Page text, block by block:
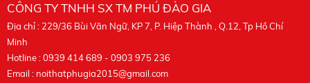
CÔNG TY TNHH SX TM PHÚ ĐÀO GIA
Địa chỉ : 229/36 Bùi Văn Ngữ, KP 7, P. Hiệp Thành , Q.12, Tp Hồ Chí
Minh
Hotline : 0939 414 689 - 0903 975 236
Email : noithatphugia2015@gmail.com